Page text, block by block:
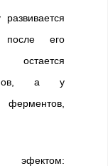
после его
остается
а у
эфектом: